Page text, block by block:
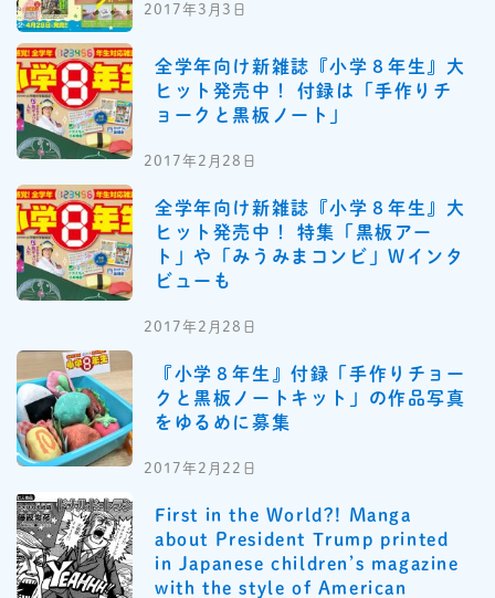
2017年3月3日
全学年向け新雑誌『小学８年生』大
ヒット発売中！ 付録は「手作りチ
ョークと黒板ノート」
2017年2月28日
全学年向け新雑誌『小学８年生』大
ヒット発売中！ 特集「黒板アー
ト」や「みうみまコンビ」Wインタ
ビューも
2017年2月28日
『小学８年生』付録「手作りチョー
クと黒板ノートキット」の作品写真
をゆるめに募集
2017年2月22日
First in the World?! Manga
about President Trump printed
in Japanese children’s magazine
with the style of American